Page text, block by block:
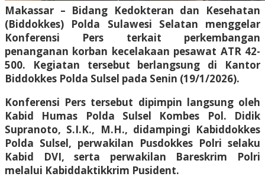
Makassar – Bidang Kedokteran dan Kesehatan
(Biddokkes) Polda Sulawesi Selatan menggelar
Konferensi Pers terkait perkembangan
penanganan korban kecelakaan pesawat ATR 42-
500. Kegiatan tersebut berlangsung di Kantor
Biddokkes Polda Sulsel pada Senin (19/1/2026).
Konferensi Pers tersebut dipimpin langsung oleh
Kabid Humas Polda Sulsel Kombes Pol. Didik
Supranoto, S.I.K., M.H., didampingi Kabiddokkes
Polda Sulsel, perwakilan Pusdokkes Polri selaku
Kabid DVI, serta perwakilan Bareskrim Polri
melalui Kabiddaktikkrim Pusident.